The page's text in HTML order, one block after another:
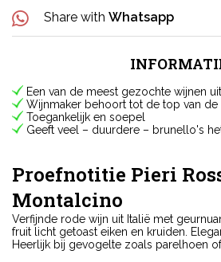
Share with Whatsapp
Een van de meest gezochte wijnen
Wijnmaker behoort tot de top van de
Toegankelijk en soepel
Geeft veel – duurdere – brunello's
Proefnotitie Pieri
Montalcino
Verfijnde rode wijn uit Italië met
fruit licht getoast eiken en kruiden.
Heerlijk bij gevogelte zoals parelhoen